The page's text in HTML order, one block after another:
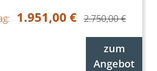
1.951,00 € 2.750,00 €
zum
Angebot